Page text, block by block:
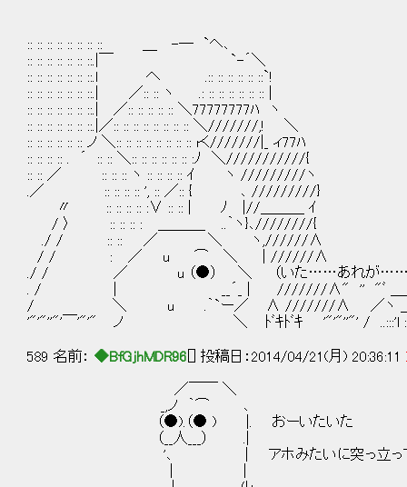
:: :: :: :: :: :: :: :: ＿ -― `ヘ､
:: :: :: :: :: :: ::.|￣ `-´＼
:: :: :: :: :: :: ::.l へ .:: :: :: :: :: ::`!
:: :: :: :: :: :: ::.| ／:: :: ヽ .: :: :: :: :: :: :: |
:: :: :: :: :: :: ::.| ／:: :: :: :: :: ＼77777777ﾊ ヽ
:: :: :: :: :: :: ::.|／:: :: :: :: :: :: :: :: ＼///////,! ＼
:: :: :: :: :: :: ノ ＼:: :: :: :: :: :: :: :: rく///////|_ ィ77ﾊ
:: :: :: :: . ´ :: :: ＼:: :: :: :: :: :: :ﾉ ＼///////////{
:: :: ／ :: :: :: ヽ :: :: :: :: ｲ ヽ /////////ヽ
.／ :: :: :: :: ', :: ／:: { ､ /////////}
〃 :: :: :: :: :∨ :: :: | ﾉ |//＿＿＿ ｲ
/ 〉 :: :: :: : ＿＿＿_ ..｀ヽ}､////////{
./ / :: :: ／ ＼ ヽ,//////∧
/ / : ／ u ⌒ ＼ | //////∧
./ / ／ u （●） ＼ （いた……あれが……）
. / | __´_ | ///////∧" '' "ﾞ ＿＿
/ ＼ u .｀`ー／ ∧ ///////∧ ／ヽ ＿
'"'"''"'￣'"'" ノ ＼ ﾄﾞｷﾄﾞｷ '"'"''"' / ..:::'l ::.:
589 名前： ◆BfGjhMDR96 [] 投稿日：2014/04/21(月) 20:36:11
／￣￣ ＼
_,ノ ｀⌒ ､
（●).（● ) |. おーいたいた
（__人___） .|
'､ | アホみたいに突っ立って